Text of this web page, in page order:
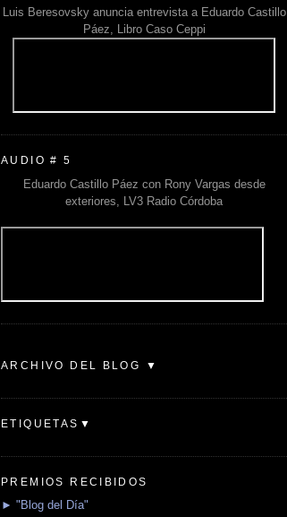
Luis Beresovsky anuncia entrevista a Eduardo Castillo
Páez, Libro Caso Ceppi
AUDIO # 5
Eduardo Castillo Páez con Rony Vargas desde
exteriores, LV3 Radio Córdoba
ARCHIVO DEL BLOG ▼
ETIQUETAS▼
PREMIOS RECIBIDOS
► "Blog del Día"